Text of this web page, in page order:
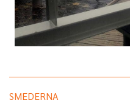
SMEDERNA